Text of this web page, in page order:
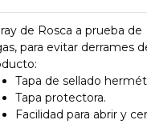
de Rosca a prueba de
para evitar derrames
Tapa de sellado
Tapa protectora.
Facilidad para abrir y